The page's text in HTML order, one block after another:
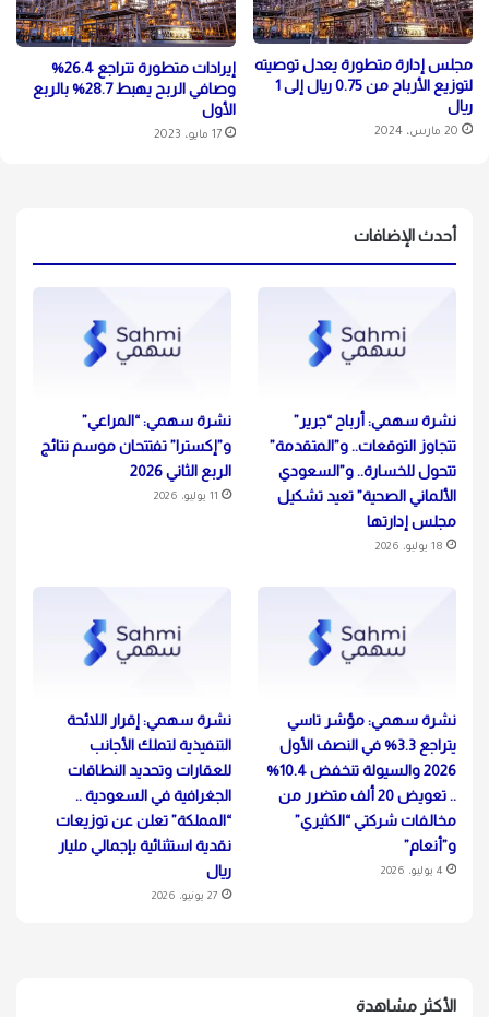
مجلس إدارة متطورة يعدل توصيته
لتوزيع الأرباح من 0.75 ريال إلى 1
ريال
20 مارس، 2024
إيرادات متطورة تتراجع 26.4%
وصافي الربح يهبط 28.7% بالربع
الأول
17 مايو، 2023
أحدث الإضافات
نشرة سهمي: أرباح “جرير”
تتجاوز التوقعات.. و”المتقدمة”
تتحول للخسارة.. و”السعودي
الألماني الصحية” تعيد تشكيل
مجلس إدارتها
18 يوليو، 2026
نشرة سهمي: “المراعي”
و”إكسترا” تفتتحان موسم نتائج
الربع الثاني 2026
11 يوليو، 2026
نشرة سهمي: مؤشر تاسي
يتراجع 3.3% في النصف الأول
2026 والسيولة تنخفض 10.4%
.. تعويض 20 ألف متضرر من
مخالفات شركتي “الكثيري”
و”أنعام”
4 يوليو، 2026
نشرة سهمي: إقرار اللائحة
التنفيذية لتملك الأجانب
للعقارات وتحديد النطاقات
الجغرافية في السعودية ..
“المملكة” تعلن عن توزيعات
نقدية استثنائية بإجمالي مليار
ريال
27 يونيو، 2026
الأكثر مشاهدة